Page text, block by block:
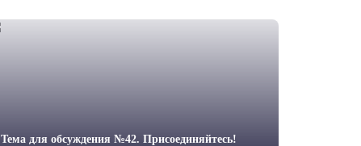
Тема для обсуждения №42. Присоединяйтесь!